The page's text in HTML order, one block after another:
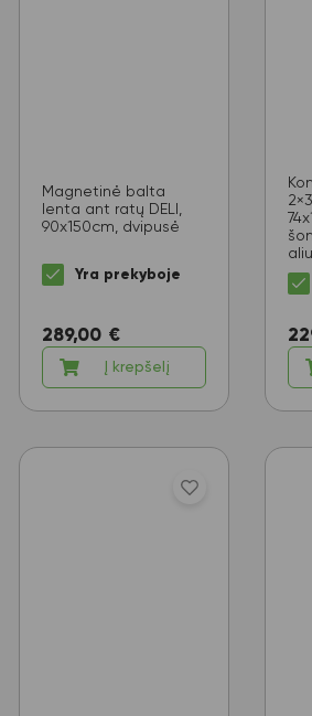
Magnetinė balta
lenta ant ratų DELI,
90x150cm, dvipusė
Yra prekyboje
289,00 €
Į krepšelį